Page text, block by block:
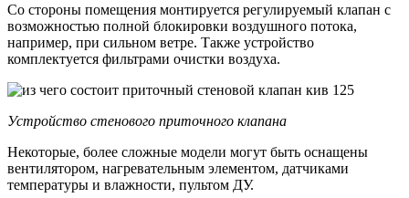
Со стороны помещения монтируется регулируемый клапан с
возможностью полной блокировки воздушного потока,
например, при сильном ветре. Также устройство
комплектуется фильтрами очистки воздуха.
Устройство стенового приточного клапана
Некоторые, более сложные модели могут быть оснащены
вентилятором, нагревательным элементом, датчиками
температуры и влажности, пультом ДУ.